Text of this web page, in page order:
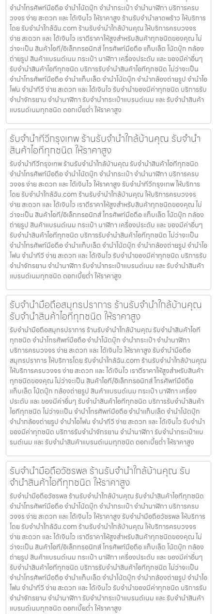
จำนำโทรศัพท์มือถือ จำนำโน้ตบุ๊ก จำนำกระเป๋า จำนำนาฬิกา บริการครบ
วงจร ง่าย สะดวก และ ได้เงินไว ให้ราคาสูง ร้านรับจำนำลาดพร้าว ให้บริการ
โดย รับจํานําใกล้ฉัน.com ร้านรับจำนำใกล้บ้านคุณ ให้บริการครบวงจร
ง่าย สะดวก และ ได้เงินไว เราตีราคาให้สูงสำหรับสินค้าทุกชนิดของคุณ ไม่
ว่าจะเป็น สินค้าไอที/อิเล็กทรอนิกส์ โทรศัพท์มือถือ แท็บเล็ต โน้ตบุ๊ก กล้อง
ถ่ายรูป สินค้าแบรนด์เนม กระเป๋า นาฬิกา เครื่องประดับ และ ของมีค่าอื่นๆ
รับจำนำสินค้าไอทีทุกชนิด บริการรับจำนำสินค้าไอทีทุกชนิด ไม่ว่าจะเป็น
จำนำโทรศัพท์มือถือ จำนำแท็บเล็ต จำนำโน้ตบุ๊ก จำนำกล้องถ่ายรูป จำนำไอ
โฟน จำนำทีวี ง่าย สะดวก และ ได้เงินไว รับจำนำของมีค่าทุกชนิด บริการรับ
จำนำจักรยาน จำนำนาฬิกา รับจำนำกระเป๋าแบรนด์เนม และ รับจำนำสินค้า
แบรนด์เนมทุกชนิด ดอกเบี้ยต่ำ ให้ราคาสูง
รับจำนำทีวีกรุงเทพ ร้านรับจำนำใกล้บ้านคุณ รับจำนำ
สินค้าไอทีทุกชนิด ให้ราคาสูง
รับจำนำทีวีกรุงเทพ ร้านรับจำนำใกล้บ้านคุณ รับจำนำสินค้าไอทีทุกชนิด
จำนำโทรศัพท์มือถือ จำนำโน้ตบุ๊ก จำนำกระเป๋า จำนำนาฬิกา บริการครบ
วงจร ง่าย สะดวก และ ได้เงินไว ให้ราคาสูง รับจำนำทีวีกรุงเทพ ให้บริการ
โดย รับจํานําใกล้ฉัน.com ร้านรับจำนำใกล้บ้านคุณ ให้บริการครบวงจร
ง่าย สะดวก และ ได้เงินไว เราตีราคาให้สูงสำหรับสินค้าทุกชนิดของคุณ ไม่
ว่าจะเป็น สินค้าไอที/อิเล็กทรอนิกส์ โทรศัพท์มือถือ แท็บเล็ต โน้ตบุ๊ก กล้อง
ถ่ายรูป สินค้าแบรนด์เนม กระเป๋า นาฬิกา เครื่องประดับ และ ของมีค่าอื่นๆ
รับจำนำสินค้าไอทีทุกชนิด บริการรับจำนำสินค้าไอทีทุกชนิด ไม่ว่าจะเป็น
จำนำโทรศัพท์มือถือ จำนำแท็บเล็ต จำนำโน้ตบุ๊ก จำนำกล้องถ่ายรูป จำนำไอ
โฟน จำนำทีวี ง่าย สะดวก และ ได้เงินไว รับจำนำของมีค่าทุกชนิด บริการรับ
จำนำจักรยาน จำนำนาฬิกา รับจำนำกระเป๋าแบรนด์เนม และ รับจำนำสินค้า
แบรนด์เนมทุกชนิด ดอกเบี้ยต่ำ ให้ราคาสูง
รับจำนำมือถือสมุทรปราการ ร้านรับจำนำใกล้บ้านคุณ
รับจำนำสินค้าไอทีทุกชนิด ให้ราคาสูง
รับจำนำมือถือสมุทรปราการ ร้านรับจำนำใกล้บ้านคุณ รับจำนำสินค้าไอที
ทุกชนิด จำนำโทรศัพท์มือถือ จำนำโน้ตบุ๊ก จำนำกระเป๋า จำนำนาฬิกา
บริการครบวงจร ง่าย สะดวก และ ได้เงินไว ให้ราคาสูง รับจำนำมือถือ
สมุทรปราการ ให้บริการโดย รับจํานําใกล้ฉัน.com ร้านรับจำนำใกล้บ้านคุณ
ให้บริการครบวงจร ง่าย สะดวก และ ได้เงินไว เราตีราคาให้สูงสำหรับสินค้า
ทุกชนิดของคุณ ไม่ว่าจะเป็น สินค้าไอที/อิเล็กทรอนิกส์ โทรศัพท์มือถือ
แท็บเล็ต โน้ตบุ๊ก กล้องถ่ายรูป สินค้าแบรนด์เนม กระเป๋า นาฬิกา เครื่อง
ประดับ และ ของมีค่าอื่นๆ รับจำนำสินค้าไอทีทุกชนิด บริการรับจำนำสินค้า
ไอทีทุกชนิด ไม่ว่าจะเป็น จำนำโทรศัพท์มือถือ จำนำแท็บเล็ต จำนำโน้ตบุ๊ก
จำนำกล้องถ่ายรูป จำนำไอโฟน จำนำทีวี ง่าย สะดวก และ ได้เงินไว รับจำนำ
ของมีค่าทุกชนิด บริการรับจำนำจักรยาน จำนำนาฬิกา รับจำนำกระเป๋าแบ
รนด์เนม และ รับจำนำสินค้าแบรนด์เนมทุกชนิด ดอกเบี้ยต่ำ ให้ราคาสูง
รับจำนำมือถือวัชรพล ร้านรับจำนำใกล้บ้านคุณ รับ
จำนำสินค้าไอทีทุกชนิด ให้ราคาสูง
รับจำนำมือถือวัชรพล ร้านรับจำนำใกล้บ้านคุณ รับจำนำสินค้าไอทีทุกชนิด
จำนำโทรศัพท์มือถือ จำนำโน้ตบุ๊ก จำนำกระเป๋า จำนำนาฬิกา บริการครบ
วงจร ง่าย สะดวก และ ได้เงินไว ให้ราคาสูง รับจำนำมือถือวัชรพล ให้บริการ
โดย รับจํานําใกล้ฉัน.com ร้านรับจำนำใกล้บ้านคุณ ให้บริการครบวงจร
ง่าย สะดวก และ ได้เงินไว เราตีราคาให้สูงสำหรับสินค้าทุกชนิดของคุณ ไม่
ว่าจะเป็น สินค้าไอที/อิเล็กทรอนิกส์ โทรศัพท์มือถือ แท็บเล็ต โน้ตบุ๊ก กล้อง
ถ่ายรูป สินค้าแบรนด์เนม กระเป๋า นาฬิกา เครื่องประดับ และ ของมีค่าอื่นๆ
รับจำนำสินค้าไอทีทุกชนิด บริการรับจำนำสินค้าไอทีทุกชนิด ไม่ว่าจะเป็น
จำนำโทรศัพท์มือถือ จำนำแท็บเล็ต จำนำโน้ตบุ๊ก จำนำกล้องถ่ายรูป จำนำไอ
โฟน จำนำทีวี ง่าย สะดวก และ ได้เงินไว รับจำนำของมีค่าทุกชนิด บริการรับ
จำนำจักรยาน จำนำนาฬิกา รับจำนำกระเป๋าแบรนด์เนม และ รับจำนำสินค้า
แบรนด์เนมทุกชนิด ดอกเบี้ยต่ำ ให้ราคาสูง